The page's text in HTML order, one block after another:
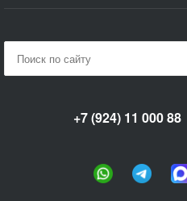
+7 (924) 11 000 88